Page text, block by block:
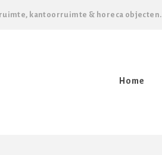
kantoorruimte & horeca objecten.
Home